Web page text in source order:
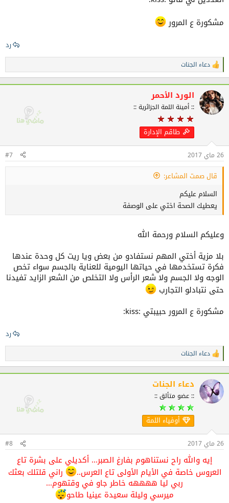
مشكورة ع المرور
رد
ا
ل
ت
ف
ا
ع
دعاء الجنات
الورد الأحمر
:: أمينة اللمة الجزائرية ::
طاقم الإدارة
26 ماي 2017 #7
قال صمت المشاعر:
السلام عليكم
يعطيك الصحة اختي على الوصفة
وعليكم السلام ورحمة الله
بلا مزية أختي المهم نستفادو من بعض ويا ريت كل وحدة عندها
فكرة تستخدمها في حياتها اليومية للعناية بالجسم سواء تخص
الوجه ولا الجسم ولا شعر الرأس ولا التخلص من الشعر الزايد تفيدنا
حتى نتبادلو التجارب
مشكورة ع المرور حبيبتي :kiss:
رد
ا
ل
ت
ف
ا
ع
دعاء الجنات
دعاء الجنات
:: عضو متألق ::
أوفياء اللمة
26 ماي 2017 #8
إيه والله راح نستناهوم بفارغ الصبر... أكديلي على بشرة تاع
العروس خاصة في الأيام الأولى تاع العرس..
راني قلتلك بعثك
ربي ليا ههههه خاطر جاو في وقتهوم...
ميرسي وليلة سعيدة عينيا طاحو